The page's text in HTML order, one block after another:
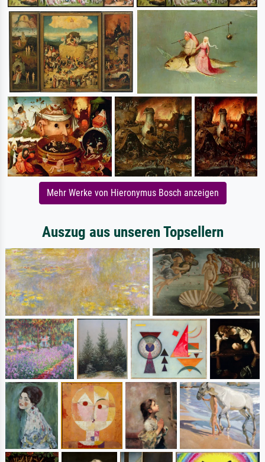
Mehr Werke von Hieronymus Bosch anzeigen
Auszug aus unseren Topsellern